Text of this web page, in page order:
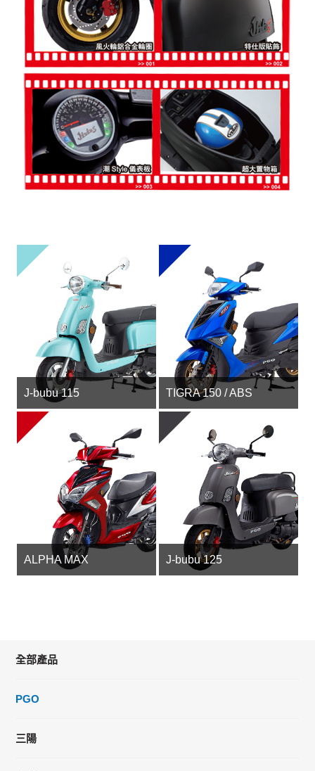
全部產品
PGO
三陽
J-bubu 115 TIGRA 150 / ABS
ALPHA MAX J-bubu 125